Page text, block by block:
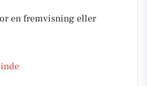
en fremvisning eller